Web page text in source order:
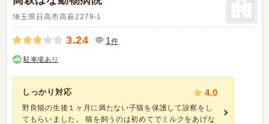
埼玉県日高市高萩2279-1
3.24 1件
駐車場あり
しっかり対応 4.0
野良猫の生後１ヶ月に満たない子猫を保護して診察をし
てもらいました。 猫を飼うのは初めてでミルクをあげな